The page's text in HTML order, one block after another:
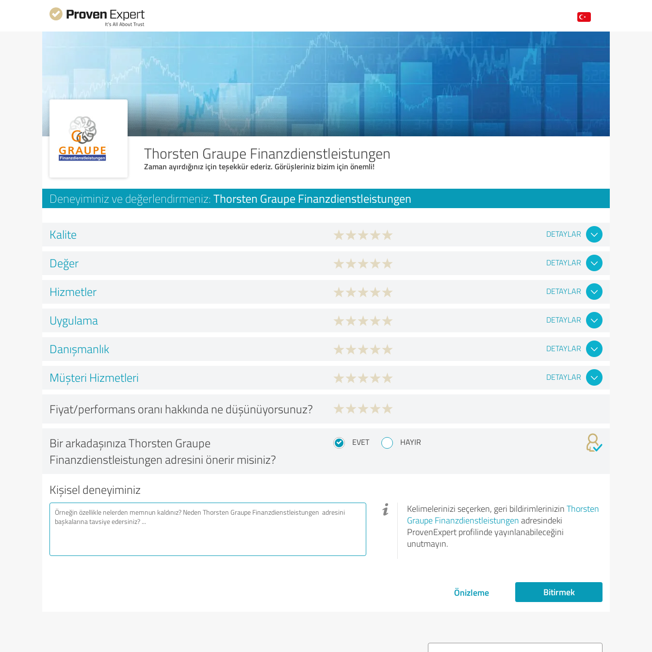
Thorsten Graupe Finanzdienstleistungen
Zaman ayırdığınız için teşekkür ederiz. Görüşleriniz bizim için önemli!
Deneyiminiz ve değerlendirmeniz: Thorsten Graupe Finanzdienstleistungen
Kalite DETAYLAR
Değer DETAYLAR
Hizmetler DETAYLAR
Uygulama DETAYLAR
Danışmanlık DETAYLAR
Müşteri Hizmetleri DETAYLAR
Fiyat/performans oranı hakkında ne düşünüyorsunuz?
Bir arkadaşınıza Thorsten Graupe
Finanzdienstleistungen adresini önerir misiniz?
EVET HAYIR
Kişisel deneyiminiz
Kelimelerinizi seçerken, geri bildirimlerinizin Thorsten
Graupe Finanzdienstleistungen adresindeki
ProvenExpert profilinde yayınlanabileceğini
unutmayın.
Önizleme Bitirmek